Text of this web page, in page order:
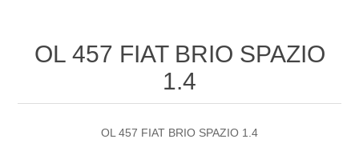
OL 457 FIAT BRIO SPAZIO
1.4
OL 457 FIAT BRIO SPAZIO 1.4